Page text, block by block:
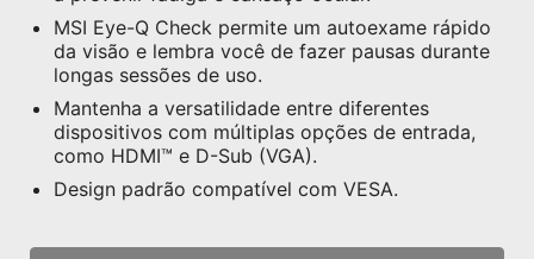
MSI Eye-Q Check permite um autoexame rápido
da visão e lembra você de fazer pausas durante
longas sessões de uso.
Mantenha a versatilidade entre diferentes
dispositivos com múltiplas opções de entrada,
como HDMI™ e D-Sub (VGA).
Design padrão compatível com VESA.